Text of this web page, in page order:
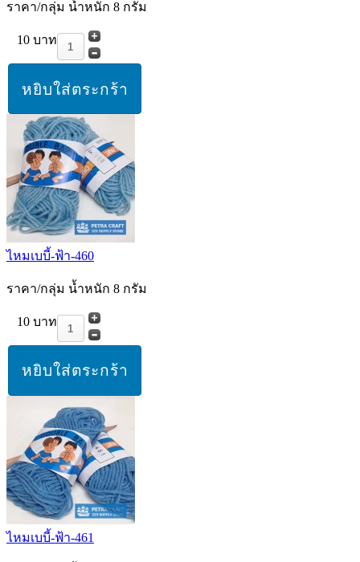
ราคา/กลุ่ม น้ำหนัก 8 กรัม
10 บาท
ไหมเบบี้-ฟ้า-460
ราคา/กลุ่ม น้ำหนัก 8 กรัม
10 บาท
ไหมเบบี้-ฟ้า-461